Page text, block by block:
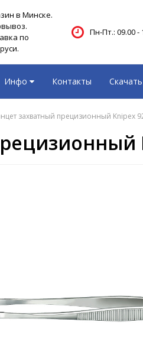
в Минске.
по
Пн-Пт.: 09.00 -
Инфо Контакты Скачать
захватный прецизионный Knipex